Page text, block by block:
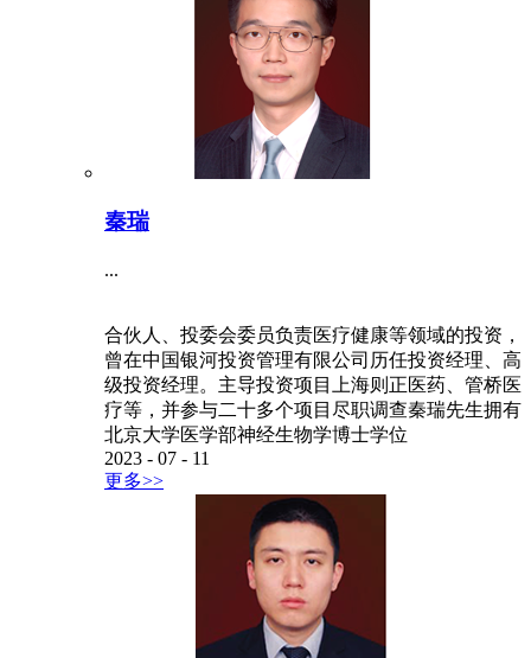
秦瑞
...
合伙人、投委会委员负责医疗健康等领域的投资，
曾在中国银河投资管理有限公司历任投资经理、高
级投资经理。主导投资项目上海则正医药、管桥医
疗等，并参与二十多个项目尽职调查秦瑞先生拥有
北京大学医学部神经生物学博士学位
2023 - 07 - 11
更多>>